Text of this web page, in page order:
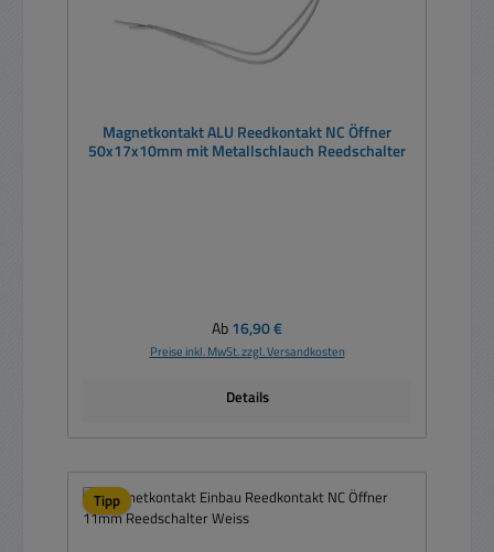
Magnetkontakt ALU Reedkontakt NC Öffner
50x17x10mm mit Metallschlauch Reedschalter
Regulärer Preis:
Ab16,90 €
Preise inkl. MwSt. zzgl. Versandkosten
Details
Tipp